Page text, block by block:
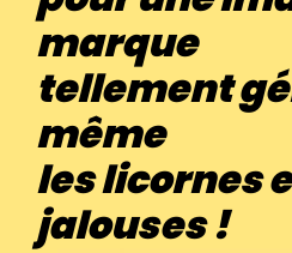
marque
tellement
même
les licornes
jalouses !
Tout
clic